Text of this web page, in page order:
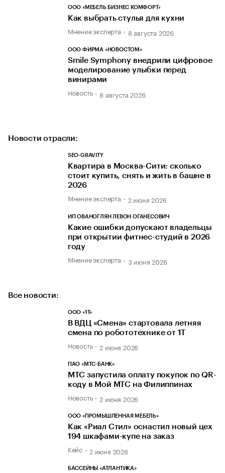
ООО «МЕБЕЛЬ БИЗНЕС КОМФОРТ»
Как выбрать стулья для кухни
Мнение эксперта 8 августа 2026
ООО ФИРМА «НОВОСТОМ»
Smile Symphony внедрили цифровое
моделирование улыбки перед
винирами
Новость 8 августа 2026
Новости отрасли:
SEO-GRAVITY
Квартира в Москва-Сити: сколько
стоит купить, снять и жить в башне в
2026
Мнение эксперта 2 июня 2026
ИП ОВАНОГЛЯН ЛЕВОН ОГАНЕСОВИЧ
Какие ошибки допускают владельцы
при открытии фитнес-студий в 2026
году
Мнение эксперта 3 июня 2026
Все новости:
ООО «1Т»
В ВДЦ «Смена» стартовала летняя
смена по робототехнике от 1Т
Новость 2 июня 2026
ПАО «МТС-БАНК»
МТС запустила оплату покупок по QR-
коду в Мой МТС на Филиппинах
Новость 2 июня 2026
ООО «ПРОМЫШЛЕННАЯ МЕБЕЛЬ»
Как «Риал Стил» оснастил новый цех
194 шкафами-купе на заказ
Кейс 2 июня 2026
БАССЕЙНЫ «АТЛАНТИКА»